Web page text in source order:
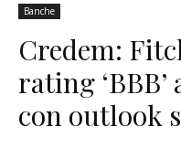
Banche
Credem:
rating
con outlook